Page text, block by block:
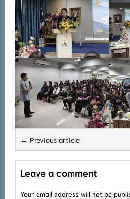
← Previous article
Leave a comment
Your email address will not be